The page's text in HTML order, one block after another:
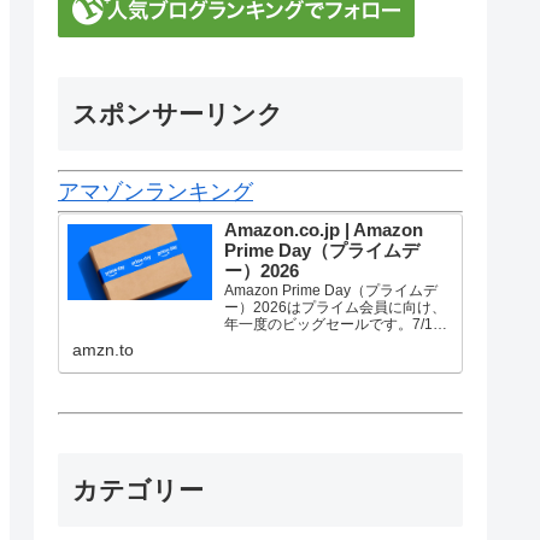
スポンサーリンク
アマゾンランキング
Amazon.co.jp | Amazon
Prime Day（プライムデ
ー）2026
Amazon Prime Day（プライムデ
ー）2026はプライム会員に向け、
年一度のビッグセールです。7/10
ら数多くのお買得商品が96時間に
amzn.to
カテゴリー